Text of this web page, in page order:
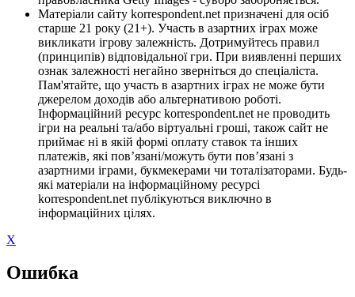
Матеріали сайту korrespondent.net призначені для осіб
старше 21 року (21+). Участь в азартних іграх може
викликати ігрову залежність. Дотримуйтесь правил
(принципів) відповідальної гри. При виявленні перших
ознак залежності негайно зверніться до спеціаліста.
Пам'ятайте, що участь в азартних іграх не може бути
джерелом доходів або альтернативою роботі.
Інформаційний ресурс korrespondent.net не проводить
ігри на реальні та/або віртуальні гроші, також сайт не
приймає ні в якій формі оплату ставок та інших
платежів, які пов’язані/можуть бути пов’язані з
азартними іграми, букмекерами чи тоталізаторами. Будь-
які матеріали на інформаційному ресурсі
korrespondent.net публікуються виключно в
інформаційних цілях.
X
Ошибка